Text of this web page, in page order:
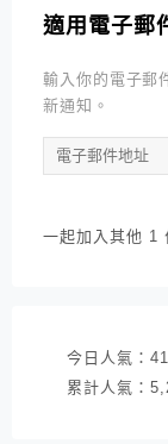
適用電子郵
輸入你的電子郵
新通知。
電
子
件
一起加入其他 1
今日人氣：
累計人氣：